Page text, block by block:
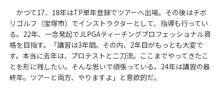
かつて17、18年はTP単年登録でツアーへ出場。その後はチボ
リゴルフ（宝塚市）でインストラクターとして、指導も行ってい
る。22年、一念発起でJLPGAティーチングプロフェッショナル資
格を目指す。「講習は3年間。その内、2年目がもっとも大変で
す。本当に去年は、プロテストと二刀流。ここまでやってきたこ
とを形に残したい。そんな思いで頑張っている。24年は講習の最
終年。ツアーと両方、やりますよ」と意欲的だ。